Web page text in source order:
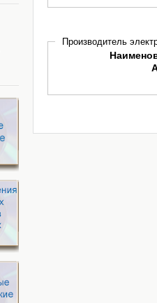
Производитель